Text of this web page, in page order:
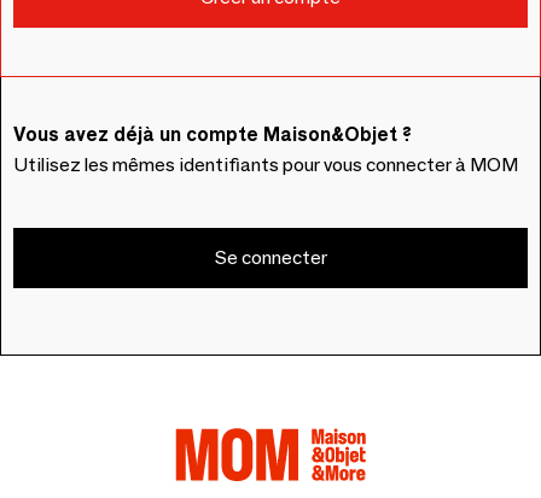
Vous avez déjà un compte Maison&Objet ?
Utilisez les mêmes identifiants pour vous connecter à MOM
Se connecter